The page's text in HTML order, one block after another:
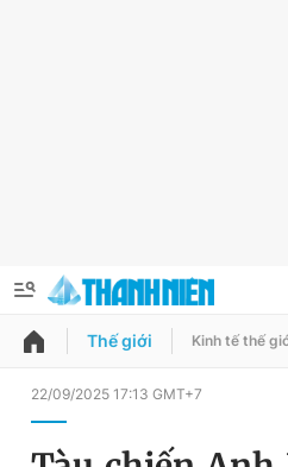
QUẢNG CÁO
Thế giới Kinh tế thế
22/09/2025 17:13 GMT+7